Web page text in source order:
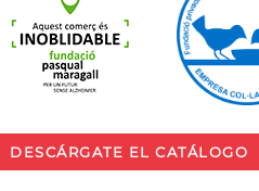
DESCÁRGATE EL CATÁLOGO